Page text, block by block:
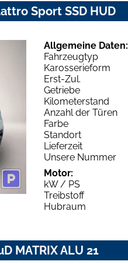
Sport SSD HUD
Allgemeine Daten:
Fahrzeugtyp
Karosserieform
Erst-Zul.
Getriebe
Kilometerstand
Anzahl der Türen
Farbe
Standort
Lieferzeit
Unsere Nummer
Motor:
kW / PS
Treibstoff
Hubraum
MATRIX ALU 21